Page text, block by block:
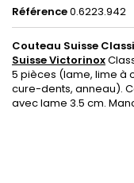
Référence0.6223.942
Couteau Suisse
Suisse Victorinox
5 pièces (lame, lime à
cure-dents, anneau).
avec lame 3.5 cm.